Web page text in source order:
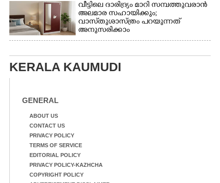
വീട്ടിലെ ദാരിദ്ര്യം മാറി സമ്പത്തുവരാൻ
അലമാര സഹായിക്കും;
വാസ്‌തുശാസ്ത്രം പറയുന്നത്
അനുസരിക്കാം
KERALA KAUMUDI
GENERAL
ABOUT US
CONTACT US
PRIVACY POLICY
TERMS OF SERVICE
EDITORIAL POLICY
PRIVACY POLICY-KAZHCHA
COPYRIGHT POLICY